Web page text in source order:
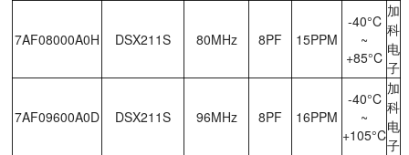
7AF08000A0H DSX211S 80MHz 8PF 15PPM
-40°C
~
+85°C
加
科
电
子
7AF09600A0D DSX211S 96MHz 8PF 16PPM
-40°C
~
+105°C
加
科
电
子